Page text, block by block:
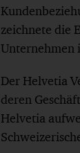
zeichnete die
Unternehmen
Der Helvetia
deren
Helvetia